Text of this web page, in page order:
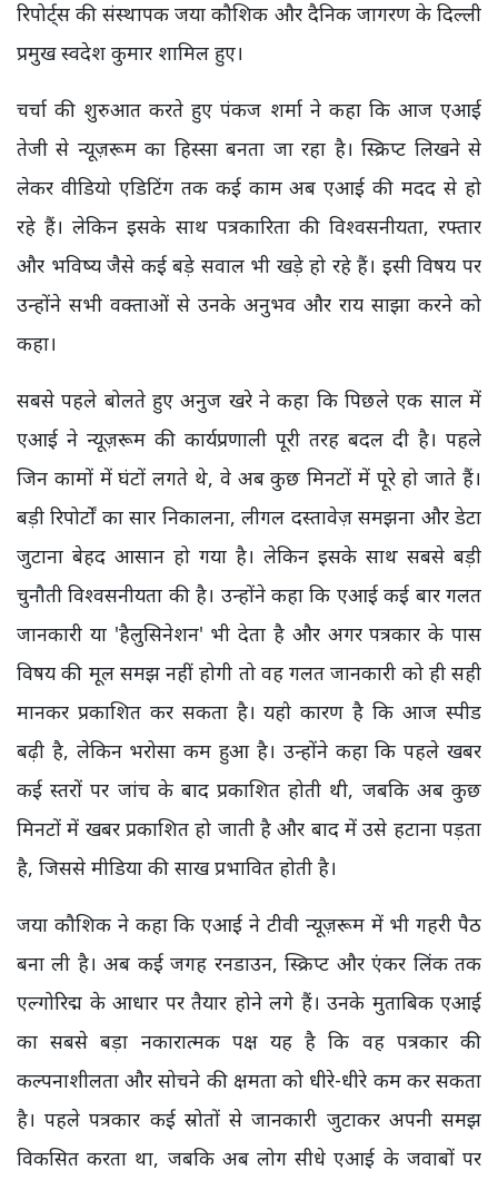
रिपोर्ट्स की संस्थापक जया कौशिक और दैनिक जागरण के दिल्ली
प्रमुख स्वदेश कुमार शामिल हुए।
चर्चा की शुरुआत करते हुए पंकज शर्मा ने कहा कि आज एआई
तेजी से न्यूज़रूम का हिस्सा बनता जा रहा है। स्क्रिप्ट लिखने से
लेकर वीडियो एडिटिंग तक कई काम अब एआई की मदद से हो
रहे हैं। लेकिन इसके साथ पत्रकारिता की विश्वसनीयता, रफ्तार
और भविष्य जैसे कई बड़े सवाल भी खड़े हो रहे हैं। इसी विषय पर
उन्होंने सभी वक्ताओं से उनके अनुभव और राय साझा करने को
कहा।
सबसे पहले बोलते हुए अनुज खरे ने कहा कि पिछले एक साल में
एआई ने न्यूज़रूम की कार्यप्रणाली पूरी तरह बदल दी है। पहले
जिन कामों में घंटों लगते थे, वे अब कुछ मिनटों में पूरे हो जाते हैं।
बड़ी रिपोर्टों का सार निकालना, लीगल दस्तावेज़ समझना और डेटा
जुटाना बेहद आसान हो गया है। लेकिन इसके साथ सबसे बड़ी
चुनौती विश्वसनीयता की है। उन्होंने कहा कि एआई कई बार गलत
जानकारी या 'हैलुसिनेशन' भी देता है और अगर पत्रकार के पास
विषय की मूल समझ नहीं होगी तो वह गलत जानकारी को ही सही
मानकर प्रकाशित कर सकता है। यही कारण है कि आज स्पीड
बढ़ी है, लेकिन भरोसा कम हुआ है। उन्होंने कहा कि पहले खबर
कई स्तरों पर जांच के बाद प्रकाशित होती थी, जबकि अब कुछ
मिनटों में खबर प्रकाशित हो जाती है और बाद में उसे हटाना पड़ता
है, जिससे मीडिया की साख प्रभावित होती है।
जया कौशिक ने कहा कि एआई ने टीवी न्यूज़रूम में भी गहरी पैठ
बना ली है। अब कई जगह रनडाउन, स्क्रिप्ट और एंकर लिंक तक
एल्गोरिद्म के आधार पर तैयार होने लगे हैं। उनके मुताबिक एआई
का सबसे बड़ा नकारात्मक पक्ष यह है कि वह पत्रकार की
कल्पनाशीलता और सोचने की क्षमता को धीरे-धीरे कम कर सकता
है। पहले पत्रकार कई स्रोतों से जानकारी जुटाकर अपनी समझ
विकसित करता था, जबकि अब लोग सीधे एआई के जवाबों पर